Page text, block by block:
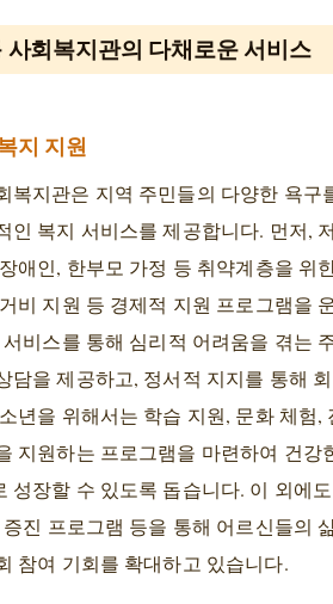
사회복지관의 다채로운 서비스
지 지원
복지관은 지역 주민들의 다양한 욕구
인 복지 서비스를 제공합니다. 먼저,
애인, 한부모 가정 등 취약계층을 위
비 지원 등 경제적 지원 프로그램을
서비스를 통해 심리적 어려움을 겪는
담을 제공하고, 정서적 지지를 통해
년을 위해서는 학습 지원, 문화 체험,
지원하는 프로그램을 마련하여 건강
성장할 수 있도록 돕습니다. 이 외에
진 프로그램 등을 통해 어르신들의
참여 기회를 확대하고 있습니다.